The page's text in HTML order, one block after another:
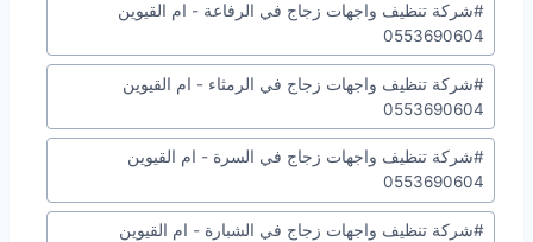
#شركة تنظيف واجهات زجاج في الرفاعة - ام القيوين
0553690604
#شركة تنظيف واجهات زجاج في الرمثاء - ام القيوين
0553690604
#شركة تنظيف واجهات زجاج في السرة - ام القيوين
0553690604
#شركة تنظيف واجهات زجاج في الشبارة - ام القيوين